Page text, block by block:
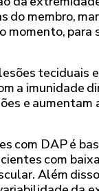
do membro,
momento,
a imunidade
e aumentam
com DAP é
com
Além